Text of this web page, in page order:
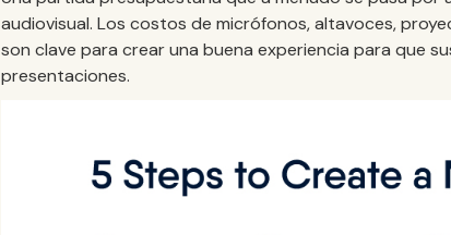
audiovisual. Los costos de micrófonos, altavoces,
son clave para crear una buena experiencia para que
presentaciones.